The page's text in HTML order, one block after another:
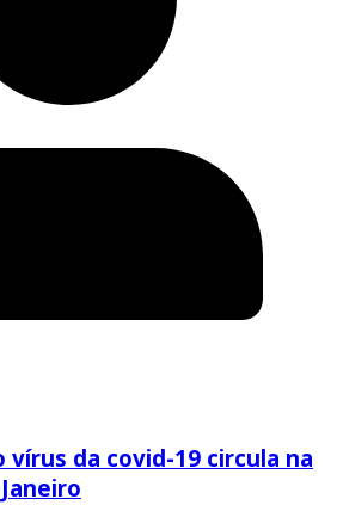
da covid-19 circula na